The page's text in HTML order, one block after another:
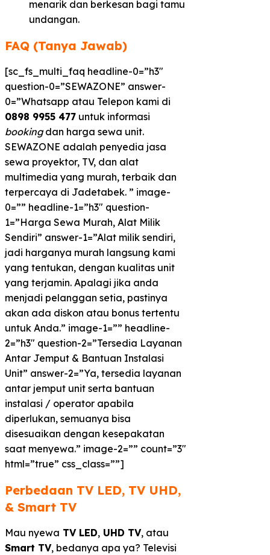
menarik dan berkesan bagi tamu
undangan.
FAQ (Tanya Jawab)
[sc_fs_multi_faq headline-0=”h3″
question-0=”SEWAZONE” answer-
0=”Whatsapp atau Telepon kami di
0898 9955 477 untuk informasi
bookingdan harga sewa unit.
SEWAZONE adalah penyedia jasa
sewa proyektor, TV, dan alat
multimedia yang murah, terbaik dan
terpercaya di Jadetabek. ” image-
0=”” headline-1=”h3″ question-
1=”Harga Sewa Murah, Alat Milik
Sendiri” answer-1=”Alat milik sendiri,
jadi harganya murah langsung kami
yang tentukan, dengan kualitas unit
yang terjamin. Apalagi jika anda
menjadi pelanggan setia, pastinya
akan ada diskon atau bonus tertentu
untuk Anda.” image-1=”” headline-
2=”h3″ question-2=”Tersedia Layanan
Antar Jemput & Bantuan Instalasi
Unit” answer-2=”Ya, tersedia layanan
antar jemput unit serta bantuan
instalasi / operator apabila
diperlukan, semuanya bisa
disesuaikan dengan kesepakatan
saat menyewa.” image-2=”” count=”3″
html=”true” css_class=””]
Perbedaan TV LED, TV UHD,
& Smart TV​
Mau nyewa TV LED, UHD TV, atau
Smart TV, bedanya apa ya? Televisi